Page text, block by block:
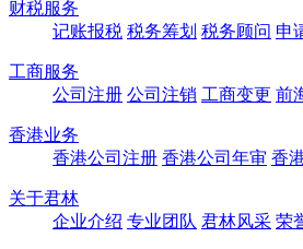
财税服务
记账报税 税务筹划 税务顾问 申
工商服务
公司注册 公司注销 工商变更 前
香港业务
香港公司注册 香港公司年审 香
关于君林
企业介绍 专业团队 君林风采 荣